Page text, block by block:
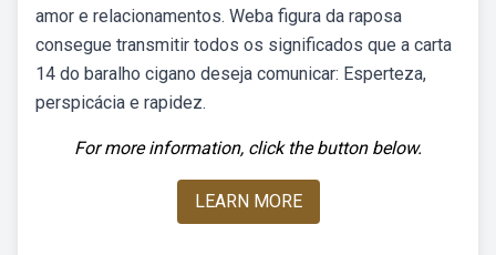
amor e relacionamentos. Weba figura da raposa
consegue transmitir todos os significados que a carta
14 do baralho cigano deseja comunicar: Esperteza,
perspicácia e rapidez.
For more information, click the button below.
LEARN MORE